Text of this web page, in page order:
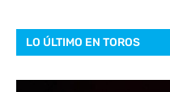
LO ÚLTIMO EN TOROS